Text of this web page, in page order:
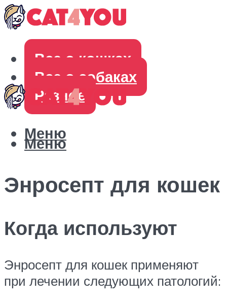
Все о кошках
Все о собаках
Разное
Меню
Меню
Энросепт для кошек
Когда используют
Энросепт для кошек применяют
при лечении следующих патологий: